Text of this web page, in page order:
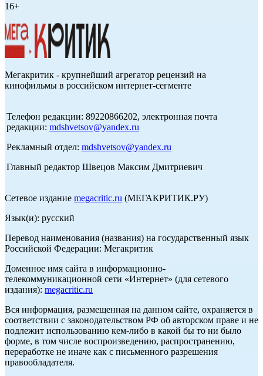
16+
Мегакритик - крупнейший агрегатор рецензий на
кинофильмы в российском интернет-сегменте
Телефон редакции: 89220866202, электронная почта
редакции: mdshvetsov@yandex.ru
Рекламный отдел: mdshvetsov@yandex.ru
Главный редактор Швецов Максим Дмитриевич
Сетевое издание megacritic.ru (МЕГАКРИТИК.РУ)
Язык(и): русский
Перевод наименования (названия) на государственный язык
Российской Федерации: Мегакритик
Доменное имя сайта в информационно-
телекоммуникационной сети «Интернет» (для сетевого
издания): megacritic.ru
Вся информация, размещенная на данном сайте, охраняется в
соответствии с законодательством РФ об авторском праве и не
подлежит использованию кем-либо в какой бы то ни было
форме, в том числе воспроизведению, распространению,
переработке не иначе как с письменного разрешения
правообладателя.